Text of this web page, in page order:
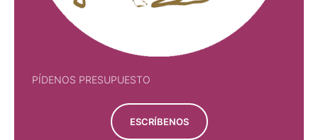
PÍDENOS PRESUPUESTO
ESCRÍBENOS